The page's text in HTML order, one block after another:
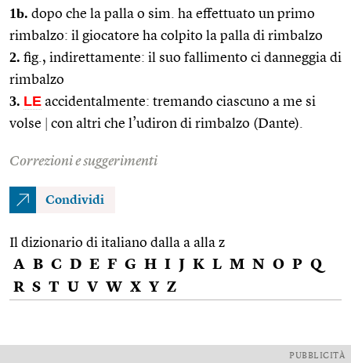
1b. dopo che la palla o sim.
ha effettuato un primo
rimbalzo: il giocatore ha colpito la palla di rimbalzo
2. fig. , indirettamente: il suo fallimento ci danneggia di
rimbalzo
3. LE accidentalmente: tremando ciascuno a me si
volse
con altri che l’udiron di rimbalzo (Dante).
Correzioni e suggerimenti
Condividi
Il dizionario di italiano dalla a alla z
A B C D E F G H I J K L M N O P Q
R S T U V W X Y Z
PUBBLICITÀ